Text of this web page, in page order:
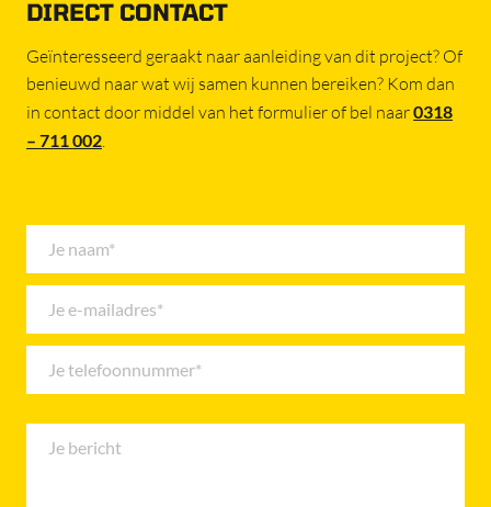
DIRECT CONTACT
Geïnteresseerd geraakt naar aanleiding van dit project? Of
benieuwd naar wat wij samen kunnen bereiken? Kom dan
in contact door middel van het formulier of bel naar0318
– 711 002